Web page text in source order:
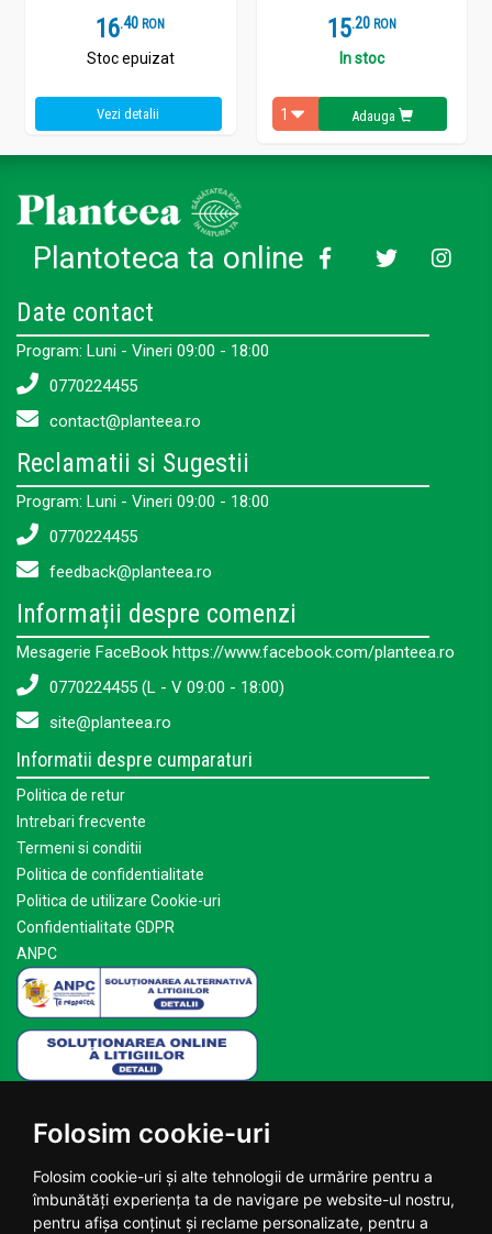
Folosim cookie-uri
Folosim cookie-uri și alte tehnologii de urmărire pentru a
îmbunătăți experiența ta de navigare pe website-ul nostru,
pentru afișa conținut și reclame personalizate, pentru a
16.4 RON
Stoc epuizat
Vezi detalii
15.2 RON
In stoc
Adauga
Plantoteca ta online
Date contact
Program: Luni - Vineri 09:00 - 18:00
0770224455
contact@planteea.ro
Reclamatii si Sugestii
Program: Luni - Vineri 09:00 - 18:00
0770224455
feedback@planteea.ro
Informații despre comenzi
Mesagerie FaceBook https://www.facebook.com/planteea.ro
0770224455 (L - V 09:00 - 18:00)
site@planteea.ro
Informatii despre cumparaturi
Politica de retur
Intrebari frecvente
Termeni si conditii
Politica de confidentialitate
Politica de utilizare Cookie-uri
Confidentialitate GDPR
ANPC
Acasa
Despre noi
Blog
Contact